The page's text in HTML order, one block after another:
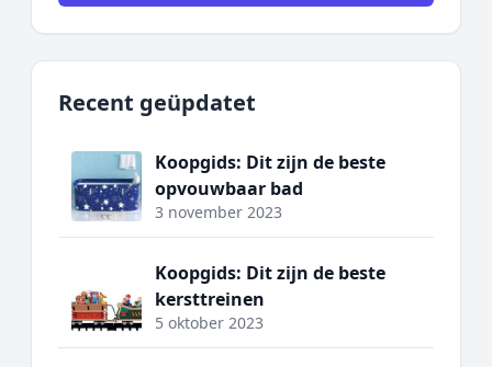
Recent geüpdatet
Koopgids: Dit zijn de beste
opvouwbaar bad
3 november 2023
Koopgids: Dit zijn de beste
kersttreinen
5 oktober 2023